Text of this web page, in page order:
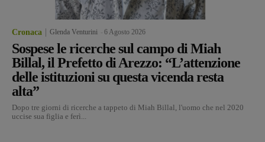
Cronaca Glenda Venturini 6 Agosto 2026
Sospese le ricerche sul campo di Miah
Billal, il Prefetto di Arezzo: “L’attenzione
delle istituzioni su questa vicenda resta
alta”
Dopo tre giorni di ricerche a tappeto di Miah Billal, l'uomo che nel 2020
uccise sua figlia e ferì...